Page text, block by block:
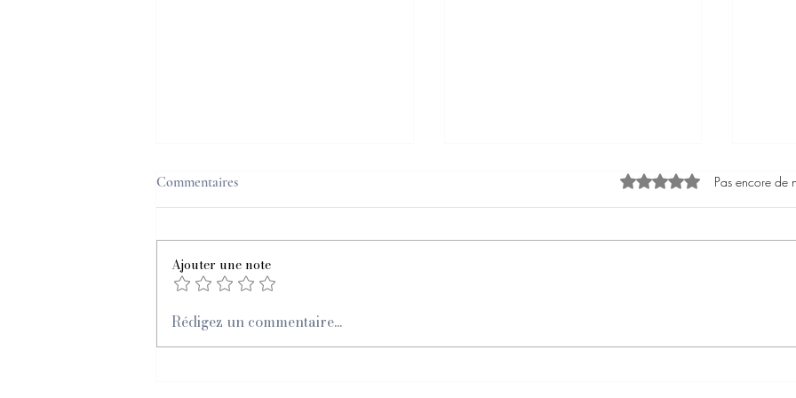
Pensée canalisée
Commentaires Noté 0 étoile sur 5.Pas encore de
Ajouter une note
Rédigez un commentaire...